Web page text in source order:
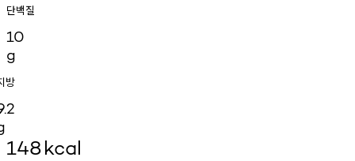
단백질
10
g
방
148kcal